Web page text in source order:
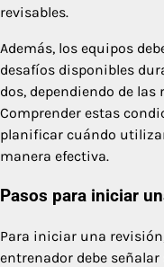
revisables.
Además, los equipos
desafíos disponibles
dos, dependiendo de las
Comprender estas
planificar cuándo
manera efectiva.
Pasos para iniciar
Para iniciar una
entrenador debe